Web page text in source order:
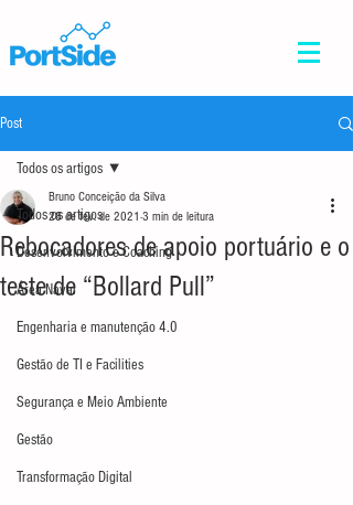
Post
Todos os artigos
Desenvolvimento e Coaching
Área Naval
Engenharia e manutenção 4.0
Gestão de TI e Facilities
Segurança e Meio Ambiente
Gestão
Transformação Digital
Todos os artigos
Rebocadores de apoio portuário e o
teste de “Bollard Pull”
Bruno Conceição da Silva
28 de fev. de 2021 3 min de leitura